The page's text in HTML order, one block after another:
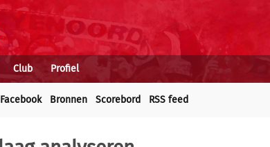
Club Profiel
Facebook Bronnen Scorebord RSS feed